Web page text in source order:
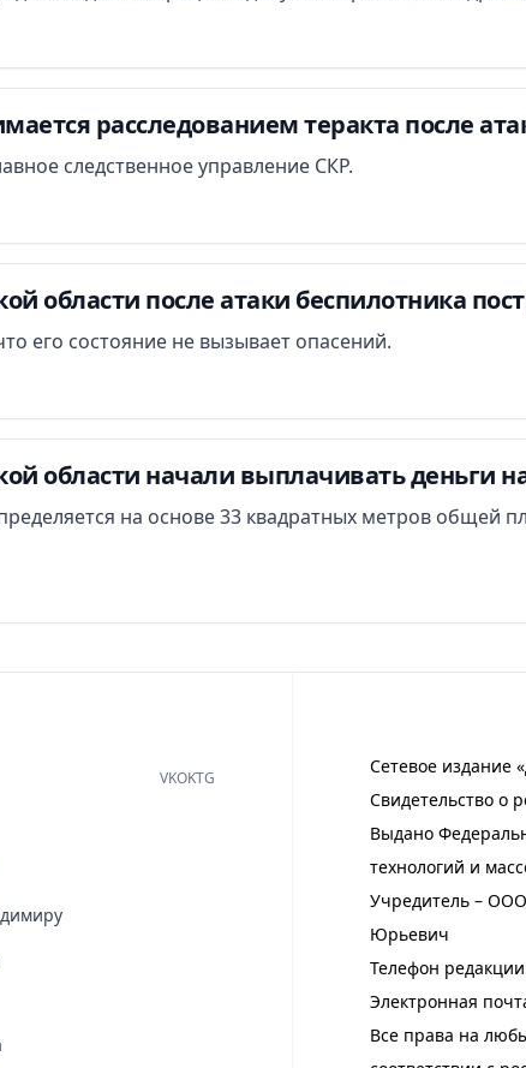
расследованием теракта после
следственное управление СКР.
области после атаки беспилотника
его состояние не вызывает опасений.
области начали выплачивать деньги
на основе 33 квадратных метров общей
Сетевое издание
Свидетельство о
Выдано
технологий и
Учредитель –
Юрьевич
Телефон
Электронная
Все права на
VKOKTG